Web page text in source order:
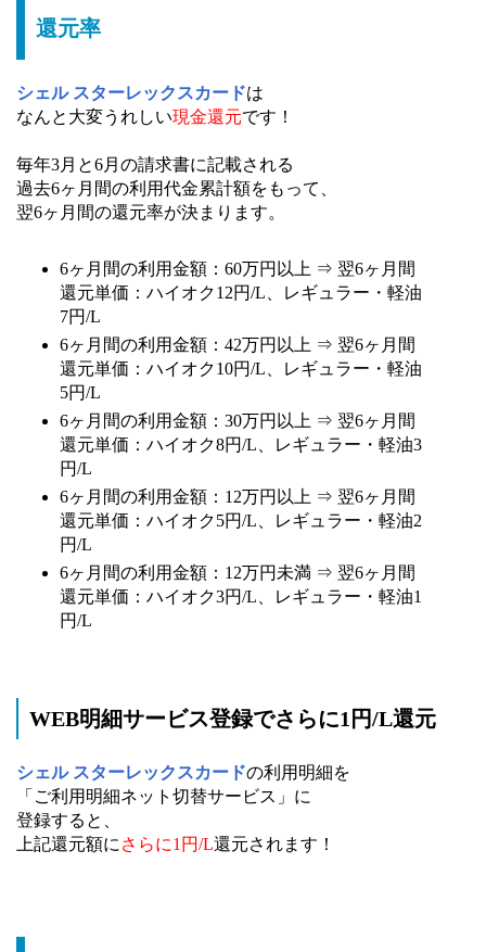
還元率
シェル スターレックスカードは
なんと大変うれしい現金還元です！
毎年3月と6月の請求書に記載される
過去6ヶ月間の利用代金累計額をもって、
翌6ヶ月間の還元率が決まります。
6ヶ月間の利用金額：60万円以上 ⇒ 翌6ヶ月間
還元単価：ハイオク12円/L、レギュラー・軽油
7円/L
6ヶ月間の利用金額：42万円以上 ⇒ 翌6ヶ月間
還元単価：ハイオク10円/L、レギュラー・軽油
5円/L
6ヶ月間の利用金額：30万円以上 ⇒ 翌6ヶ月間
還元単価：ハイオク8円/L、レギュラー・軽油3
円/L
6ヶ月間の利用金額：12万円以上 ⇒ 翌6ヶ月間
還元単価：ハイオク5円/L、レギュラー・軽油2
円/L
6ヶ月間の利用金額：12万円未満 ⇒ 翌6ヶ月間
還元単価：ハイオク3円/L、レギュラー・軽油1
円/L
WEB明細サービス登録でさらに1円/L還元
シェル スターレックスカードの利用明細を
「ご利用明細ネット切替サービス」に
登録すると、
上記還元額に さらに1円/L還元されます！